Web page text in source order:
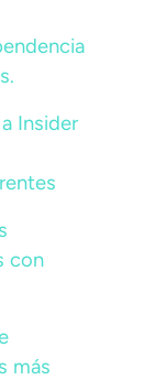
Insider
con
más